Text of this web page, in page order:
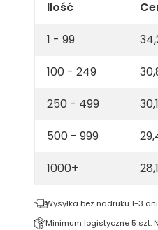
org.
140gsm
navy
Ilość
1 - 99
100 - 249
250 - 499
500 - 999
1000+
Wysyłka bez nadruku 1-3
Minimum logistyczne 5 szt.